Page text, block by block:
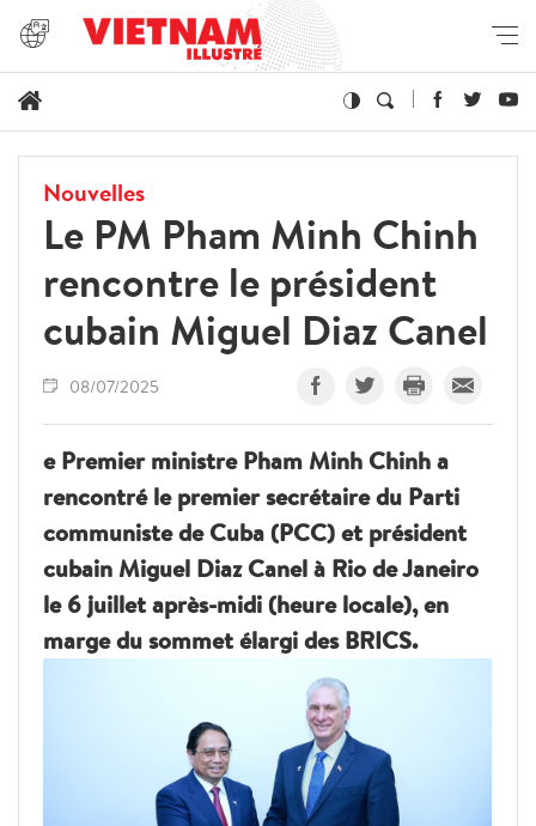
Nouvelles
Le PM Pham Minh Chinh
rencontre le président
cubain Miguel Diaz Canel
08/07/2025
e Premier ministre Pham Minh Chinh a
rencontré le premier secrétaire du Parti
communiste de Cuba (PCC) et président
cubain Miguel Diaz Canel à Rio de Janeiro
le 6 juillet après-midi (heure locale), en
marge du sommet élargi des BRICS.